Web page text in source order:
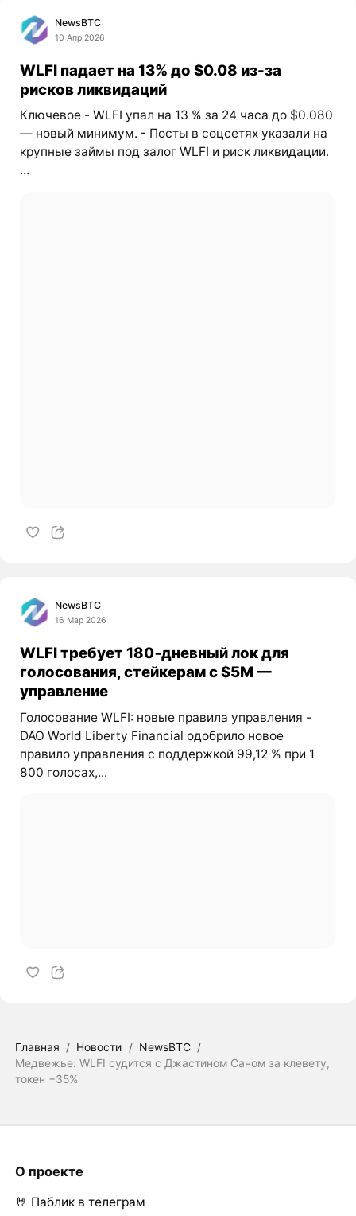
NewsBTC
10 Апр 2026
WLFI падает на 13% до $0.08 из-за
рисков ликвидаций
Ключевое - WLFI упал на 13 % за 24 часа до $0.080
— новый минимум. - Посты в соцсетях указали на
крупные займы под залог WLFI и риск ликвидации.
...
NewsBTC
16 Мар 2026
WLFI требует 180‑дневный лок для
голосования, стейкерам с $5M —
управление
Голосование WLFI: новые правила управления -
DAO World Liberty Financial одобрило новое
правило управления с поддержкой 99,12 % при 1
800 голосах,...
Главная / Новости / NewsBTC /
Медвежье: WLFI судится с Джастином Саном за клевету,
токен −35%
О проекте
🤘 Паблик в телеграм